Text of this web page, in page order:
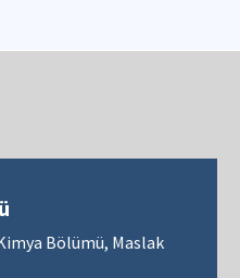
Bölümü, Maslak